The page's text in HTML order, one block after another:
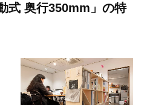
式 奥行350mm」の特